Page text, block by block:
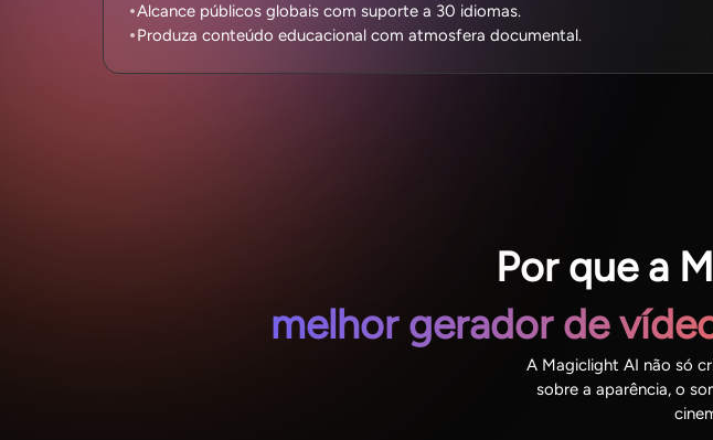
Alcance públicos globais com suporte a 30 idiomas.
Produza conteúdo educacional com atmosfera documental.
Por que a
melhor gerador de
A Magiclight AI não só
sobre a aparência, o